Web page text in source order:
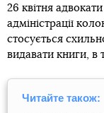
26 квітня
адміністрації
стосується
видавати книги, в
Читайте також: